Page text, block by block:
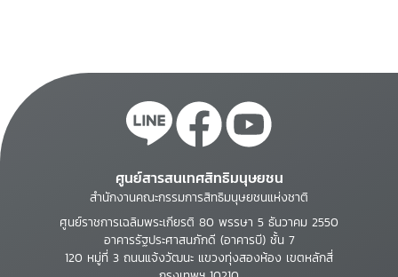
ศูนย์สารสนเทศสิทธิมนุษยชน
สำนักงานคณะกรรมการสิทธิมนุษยชนแห่งชาติ
ศูนย์ราชการเฉลิมพระเกียรติ 80 พรรษา 5 ธันวาคม 2550
อาคารรัฐประศาสนภักดี (อาคารบี) ชั้น 7
120 หมู่ที่ 3 ถนนแจ้งวัฒนะ แขวงทุ่งสองห้อง เขตหลักสี่